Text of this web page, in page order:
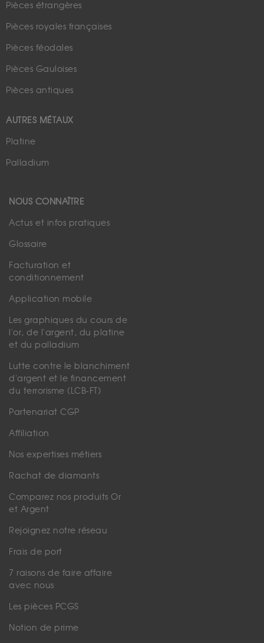
Pièces étrangères
Pièces royales françaises
Pièces féodales
Pièces Gauloises
Pièces antiques
AUTRES MÉTAUX
Platine
Palladium
NOUS CONNAÎTRE
Actus et infos pratiques
Glossaire
Facturation et
conditionnement
Application mobile
Les graphiques du cours de
l'or, de l'argent, du platine
et du palladium
Lutte contre le blanchiment
d'argent et le financement
du terrorisme (LCB-FT)
Partenariat CGP
Affiliation
Nos expertises métiers
Rachat de diamants
Comparez nos produits Or
et Argent
Rejoignez notre réseau
Frais de port
7 raisons de faire affaire
avec nous
Les pièces PCGS
Notion de prime